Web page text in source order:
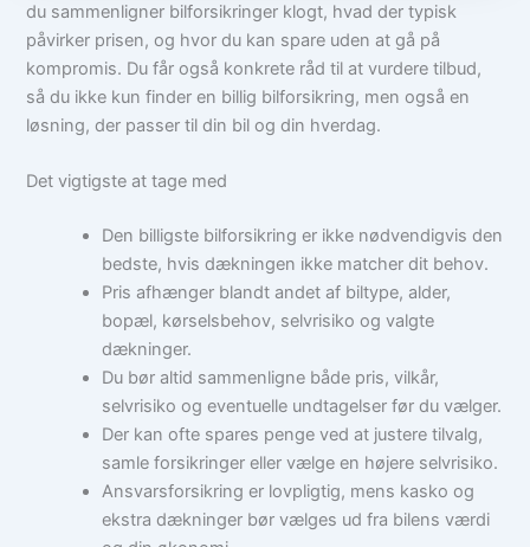
du sammenligner bilforsikringer klogt, hvad der typisk
påvirker prisen, og hvor du kan spare uden at gå på
kompromis. Du får også konkrete råd til at vurdere tilbud,
så du ikke kun finder en billig bilforsikring, men også en
løsning, der passer til din bil og din hverdag.
Det vigtigste at tage med
Den billigste bilforsikring er ikke nødvendigvis den
bedste, hvis dækningen ikke matcher dit behov.
Pris afhænger blandt andet af biltype, alder,
bopæl, kørselsbehov, selvrisiko og valgte
dækninger.
Du bør altid sammenligne både pris, vilkår,
selvrisiko og eventuelle undtagelser før du vælger.
Der kan ofte spares penge ved at justere tilvalg,
samle forsikringer eller vælge en højere selvrisiko.
Ansvarsforsikring er lovpligtig, mens kasko og
ekstra dækninger bør vælges ud fra bilens værdi